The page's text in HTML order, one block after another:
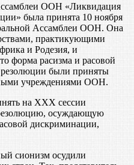
ООН «Ликвидация
была принята 10 ноября
Ассамблеи ООН. Она
практикующими
и Родезия, и
форма расизма и расовой
были приняты
учреждениями ООН.
на XXX сессии
осуждающую
дискриминации,
сионизм осудили